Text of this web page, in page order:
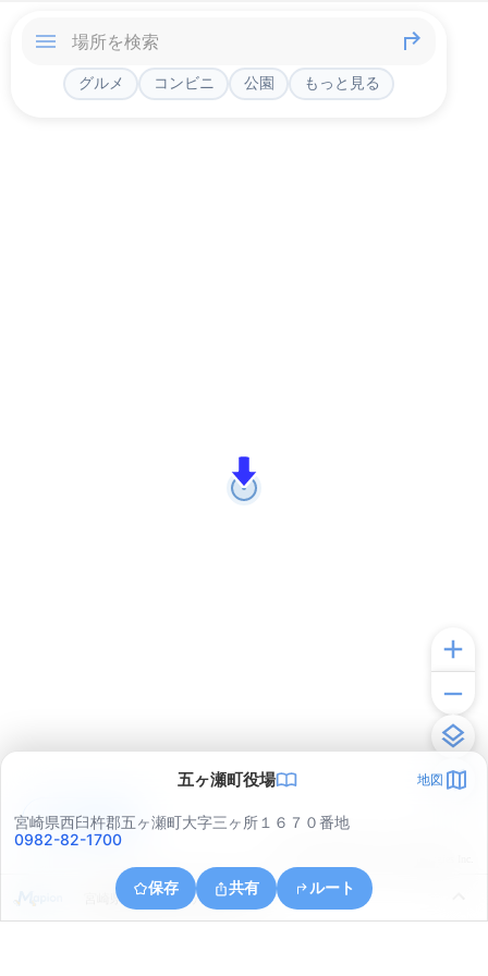
グルメ コンビニ 公園 もっと見る
五ヶ瀬町役場 地図
宮崎県西臼杵郡五ヶ瀬町大字三ヶ所１６７０番地
0982-82-1700
保存 共有 ルート
宮崎県西臼杵郡五ヶ瀬町三ヶ所
アプリで見る